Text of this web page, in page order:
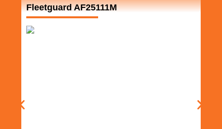
Fleetguard AF25111M